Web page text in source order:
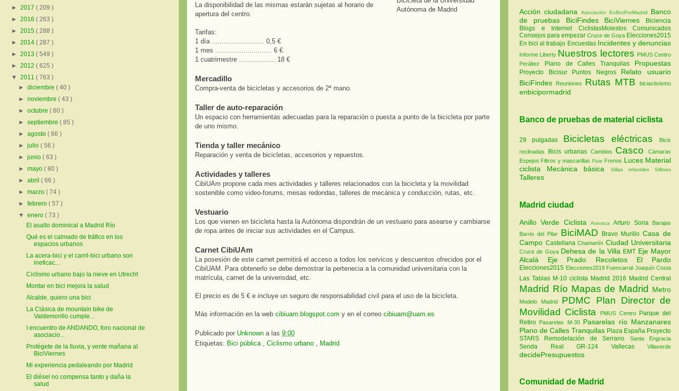
La disponibilidad de las mismas estarán sujetas al horario de
apertura del centro.
Tarifas:
1 día .......................... 0,5 €
1 mes ............................ 6 €
1 cuatrimestre .................. 18 €
Mercadillo
Compra-venta de bicicletas y accesorios de 2ª mano.
Taller de auto-reparación
Un espacio con herramientas adecuadas para la reparación o puesta a punto de la bicicleta por parte
de uno mismo.
Tienda y taller mecánico
Reparación y venta de bicicletas, accesorios y repuestos.
Actividades y talleres
CibiUAm propone cada mes actividades y talleres relacionados con la bicicleta y la movilidad
sostenible como video-forums, mesas redondas, talleres de mecánica y conducción, rutas, etc.
Vestuario
Los que vienen en bicicleta hasta la Autónoma dispondrán de un vestuario para asearse y cambiarse
de ropa antes de iniciar sus actividades en el Campus.
Carnet CibiUAm
La posesión de este carnet permitirá el acceso a todos los servicos y descuentos ofrecidos por el
CibiUAM. Para obtenerlo se debe demostrar la pertenecia a la comunidad universitaria con la
matrícula, carnet de la univerisdad, etc.
El precio es de 5 € e incluye un seguro de responsabilidad civil para el uso de la bicicleta.
Más información en la web cibiuam.blogspot.com y en el correo cibiuam@uam.es
Publicado por Unknown a las 9:00
Etiquetas: Bici pública , Ciclismo urbano , Madrid
► 2017 ( 209 )
► 2016 ( 263 )
► 2015 ( 288 )
► 2014 ( 287 )
► 2013 ( 549 )
► 2012 ( 625 )
▼ 2011 ( 763 )
►diciembre( 40 )
►noviembre( 43 )
►octubre( 60 )
►septiembre( 85 )
►agosto( 66 )
►julio( 56 )
►junio( 63 )
►mayo( 80 )
►abril( 66 )
►marzo( 74 )
►febrero( 57 )
▼enero( 73 )
El asalto dominical a Madrid Río
Qué es el calmado de tráfico en los
espacios urbanos
La acera-bici y el carril-bici urbano son
ineficac...
Ciclismo urbano bajo la nieve en Utrecht
Montar en bici mejora la salud
Alcalde, quiero una bici
La Clásica de mountain bike de
Valdemorillo cumple...
I encuentro de ANDANDO, foro nacional de
asociacio...
Protégete de la lluvia, y vente mañana al
BiciViernes
Mi experiencia pedaleando por Madrid
El diésel no compensa tanto y daña la
salud
Acción ciudadana Asociación EnBiciPorMadrid
Banco
de pruebas
BiciFindes BiciViernes
Biciencia
Blogs e Internet
CiclistasMolestos
Comunicados
Consejos para empezar Cruce de Goya Elecciones2015
En bici al trabajo Encuestas Incidentes y denuncias
Informe Liberty Nuestros lectores
PMUS Centro
Peráltez
Plano de Calles Tranquilas Propuestas
Proyecto Bicisur Puntos Negros
Relato usuario
BiciFindes
Reuniones Rutas MTB biciactivismo
enbicipormadrid
Banco de pruebas de material ciclista
29 pulgadas Bicicletas eléctricas
Bicis
reclinadas
Bicis urbanas Cambios Casco
Cámaras
Espejos Filtros y mascarillas Fixie Frenos Luces Material
ciclista
Mecánica básica Sillas infantiles Sillines
Talleres
Madrid ciudad
Anillo Verde Ciclista AravacaArturo Soria
Barajas
Barrio del Pilar BiciMAD Bravo MurilloCasa de
Campo Castellana Chamartín Ciudad Universitaria
Cruce de Goya Dehesa de la Villa EMT Eje Mayor
Alcalá Eje Prado Recoletos El Pardo
Elecciones2015 Elecciones2019 Fuencarral Joaquín Costa
Las Tablas M-10 ciclista Madrid 2016 Madrid Central
Madrid Río Mapas de Madrid Metro
Modelo Madrid PDMC Plan Director de
Movilidad Ciclista
PMUS Centro Parque del
Retiro Pasarelas M-30 Pasarelas río Manzanares
Plano de Calles Tranquilas Plaza España Proyecto
STARS Remodelación de Serrano Santa Engracia
Senda Real GR-124 Vallecas Villaverde
decidePresupuestos
Comunidad de Madrid